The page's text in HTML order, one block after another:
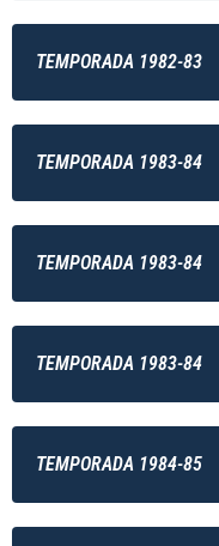
TEMPORADA 1982-83
TEMPORADA 1983-84
TEMPORADA 1983-84
TEMPORADA 1983-84
TEMPORADA 1984-85